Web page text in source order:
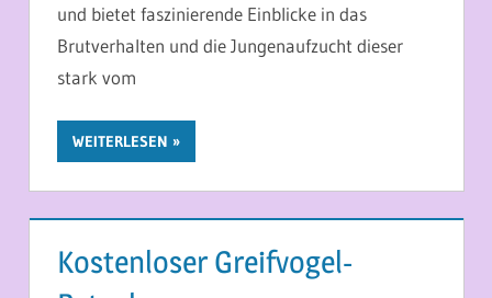
und bietet faszinierende Einblicke in das
Brutverhalten und die Jungenaufzucht dieser
stark vom
WEITERLESEN
Kostenloser Greifvogel-